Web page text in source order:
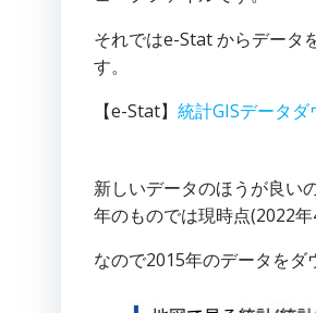
それではe-Stat からデータ
す。
【e-Stat】 統計GISデータ
新しいデータのほうが良い
年のものでは現時点(2022
なので2015年のデータをダ